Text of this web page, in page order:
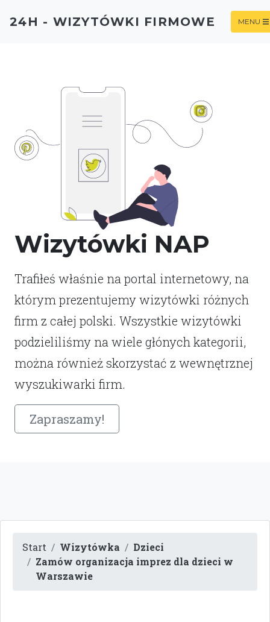
Wizytówki NAP
Trafiłeś właśnie na portal internetowy, na
którym prezentujemy wizytówki różnych
firm z całej polski. Wszystkie wizytówki
podzieliliśmy na wiele głónych kategorii,
można również skorzystać z wewnętrznej
wyszukiwarki firm.
Zapraszamy!
24H - WIZYTÓWKI FIRMOWE MENU
Start Wizytówka
Dzieci
Zamów organizacja imprez dla dzieci w
Warszawie